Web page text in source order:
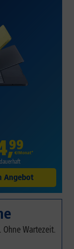
,99
€/Monat*
dauerhaft
Angebot
Wartezeit.